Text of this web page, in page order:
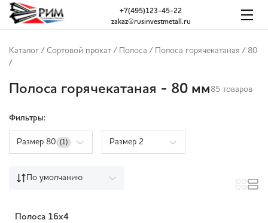
zakaz@rusinvestmetall.ru
+7(495)123-45-22
Каталог / Сортовой прокат / Полоса / Полоса горячекатаная / 80
/
Полоса горячекатаная - 80 мм 85 товаров
Фильтры:
Размер 80 (1) Размер 2
По умолчанию
Полоса 16x4